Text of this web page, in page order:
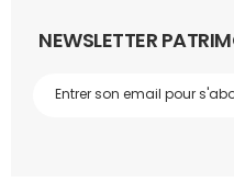
NEWSLETTER